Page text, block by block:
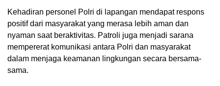
Kehadiran personel Polri di lapangan mendapat respons
positif dari masyarakat yang merasa lebih aman dan
nyaman saat beraktivitas. Patroli juga menjadi sarana
mempererat komunikasi antara Polri dan masyarakat
dalam menjaga keamanan lingkungan secara bersama-
sama.